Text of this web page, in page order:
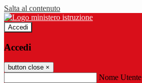
Salta al contenuto
Accedi
Accedi
button close ×
Nome Utente